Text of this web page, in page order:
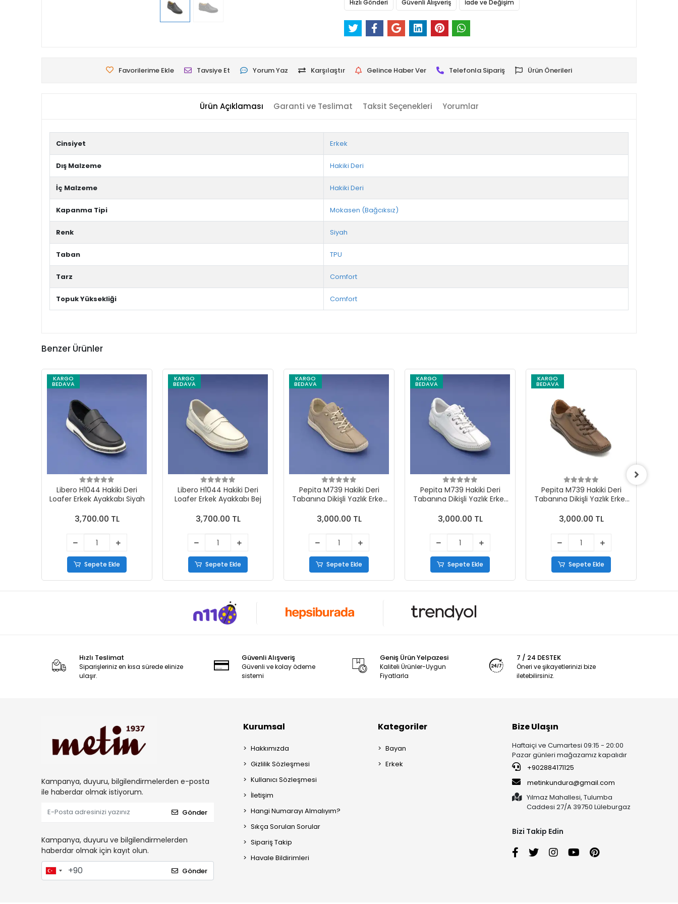
Hızlı Gönderi Güvenli Alışveriş İade ve Değişim
Favorilerime Ekle Tavsiye Et Yorum Yaz Karşılaştır Gelince Haber Ver Telefonla Sipariş Ürün Önerileri
Ürün Açıklaması Garanti ve Teslimat Taksit Seçenekleri Yorumlar
Cinsiyet Erkek
Dış Malzeme Hakiki Deri
İç Malzeme Hakiki Deri
Kapanma Tipi Mokasen (Bağcıksız)
Renk Siyah
Taban TPU
Tarz Comfort
Topuk Yüksekliği Comfort
Benzer Ürünler
KARGO
BEDAVA
Libero H1044 Hakiki Deri
Loafer Erkek Ayakkabı Siyah
3,700.00 TL
Sepete Ekle
KARGO
BEDAVA
Libero H1044 Hakiki Deri
Loafer Erkek Ayakkabı Bej
3,700.00 TL
Sepete Ekle
KARGO
BEDAVA
Pepita M739 Hakiki Deri
Tabanına Dikişli Yazlık Erkek
3,000.00 TL
Sepete Ekle
KARGO
BEDAVA
Pepita M739 Hakiki Deri
Tabanına Dikişli Yazlık Erkek
3,000.00 TL
Sepete Ekle
KARGO
BEDAVA
Pepita M739 Hakiki Deri
Tabanına Dikişli Yazlık Erkek
3,000.00 TL
Sepete Ekle
Hızlı Teslimat
Siparişleriniz en kısa sürede elinize
ulaşır.
Güvenli Alışveriş
Güvenli ve kolay ödeme
sistemi
Geniş Ürün Yelpazesi
Kaliteli Ürünler-Uygun
Fiyatlarla
7 / 24 DESTEK
Öneri ve şikayetlerinizi bize
iletebilirsiniz.
Kampanya, duyuru, bilgilendirmelerden e-posta
ile haberdar olmak istiyorum.
Gönder
Kampanya, duyuru ve bilgilendirmelerden
haberdar olmak için kayıt olun.
Gönder
Kurumsal
Hakkımızda
Gizlilik Sözleşmesi
Kullanıcı Sözleşmesi
İletişim
Hangi Numarayı Almalıyım?
Sıkça Sorulan Sorular
Sipariş Takip
Havale Bildirimleri
Kategoriler
Bayan
Erkek
Bize Ulaşın
Haftaiçi ve Cumartesi 09:15 - 20:00
Pazar günleri mağazamız kapalıdır
+902884171125
metinkundura@gmail.com
Yılmaz Mahallesi, Tulumba
Caddesi 27/A 39750 Lüleburgaz
Bizi Takip Edin